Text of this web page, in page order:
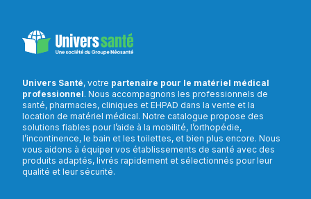
Univers Santé, votre partenaire pour le matériel médical
professionnel. Nous accompagnons les professionnels de
santé, pharmacies, cliniques et EHPAD dans la vente et la
location de matériel médical. Notre catalogue propose des
solutions fiables pour l’aide à la mobilité, l’orthopédie,
l’incontinence, le bain et les toilettes, et bien plus encore. Nous
vous aidons à équiper vos établissements de santé avec des
produits adaptés, livrés rapidement et sélectionnés pour leur
qualité et leur sécurité.